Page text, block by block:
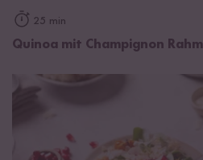
25 min
Quinoa mit Champignon Rahm